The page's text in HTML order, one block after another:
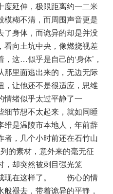
度延伸，极限距离约一二米
模糊不清，而周围声音更是
了身体，而诡异的却是并没
看向土坑中央，像燃烧视差
这…似乎是自己的‘身体’，
那里面逃出来的，无边无际
，让他还不是很适应，思维
情绪似乎太过平静了一
细节想不太起来，就如同睡
维是温陵市本地人，年前辞
者，几个小时前还在石竹山
的素材，意外来的毫无征
，却突然被刺目强光笼
现在这样了。　　伤心的情
褪去，带着诡异的平静，